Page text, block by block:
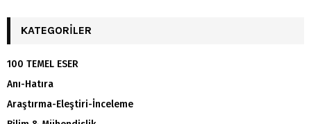
KATEGORILER
100 TEMEL ESER
Anı-Hatıra
Araştırma-Eleştiri-İnceleme